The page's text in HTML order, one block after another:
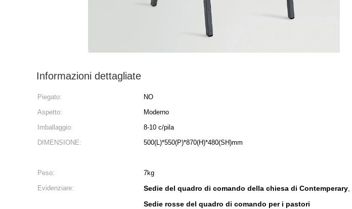
Informazioni dettagliate
Piegato: NO
Aspetto:
Moderno
Imballaggio:
8-10 c/pila
DIMENSIONE:
500(L)*550(P)*870(H)*480(SH)mm
Peso:
7kg
Evidenziare:
Sedie del quadro di comando della chiesa di Contemperary,
Sedie rosse del quadro di comando per i pastori